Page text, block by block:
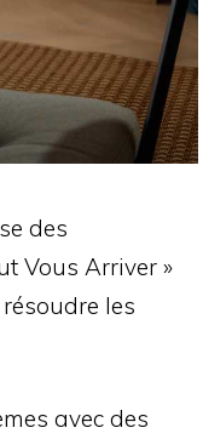
des
Vous Arriver »
les
avec des